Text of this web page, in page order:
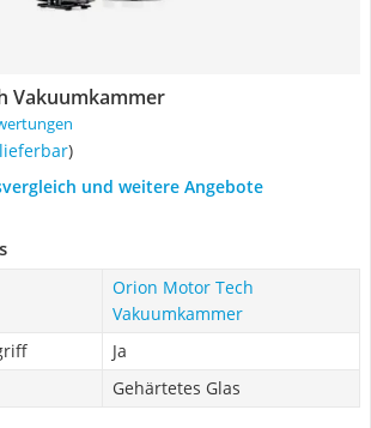
Vakuumkammer
lieferbar)
und weitere Angebote
Orion Motor Tech
Vakuumkammer
Ja
Gehärtetes Glas